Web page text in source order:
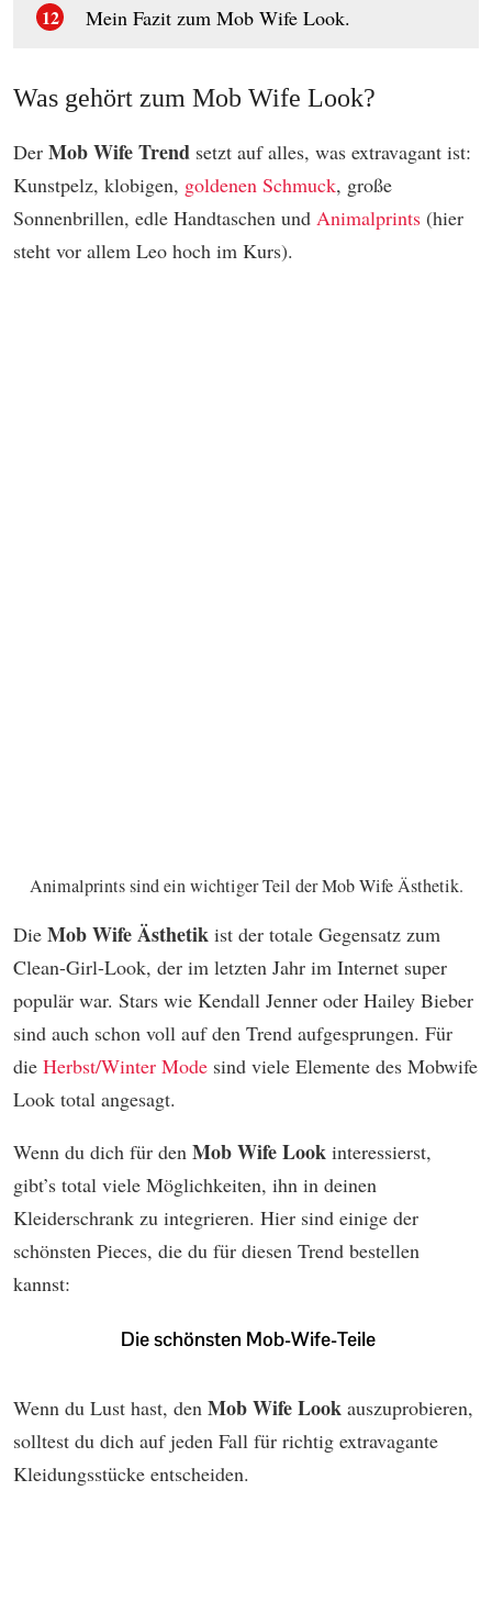
12 Mein Fazit zum Mob Wife Look.
Was gehört zum Mob Wife Look?
Der Mob Wife Trend setzt auf alles, was extravagant ist:
Kunstpelz, klobigen, goldenen Schmuck, große
Sonnenbrillen, edle Handtaschen und Animalprints (hier
steht vor allem Leo hoch im Kurs).
Animalprints sind ein wichtiger Teil der Mob Wife Ästhetik.
Die Mob Wife Ästhetik ist der totale Gegensatz zum
Clean-Girl-Look, der im letzten Jahr im Internet super
populär war. Stars wie Kendall Jenner oder Hailey Bieber
sind auch schon voll auf den Trend aufgesprungen. Für
die Herbst/Winter Mode sind viele Elemente des Mobwife
Look total angesagt.
Wenn du dich für den Mob Wife Look interessierst,
gibt’s total viele Möglichkeiten, ihn in deinen
Kleiderschrank zu integrieren. Hier sind einige der
schönsten Pieces, die du für diesen Trend bestellen
kannst:
Wenn du Lust hast, den Mob Wife Look auszuprobieren,
solltest du dich auf jeden Fall für richtig extravagante
Kleidungsstücke entscheiden.